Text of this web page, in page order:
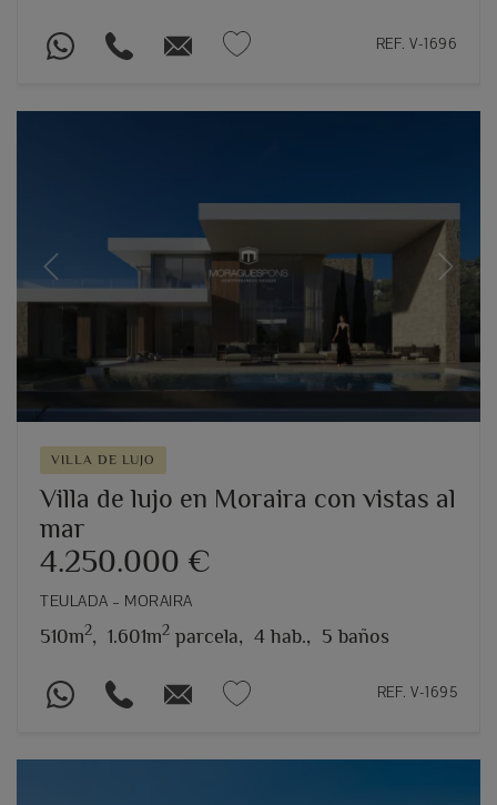
REF. V-1696
Previous Next
VILLA DE LUJO
Villa de lujo en Moraira con vistas al
mar
4.250.000 €
TEULADA – MORAIRA
510m2, 1.601m2 parcela, 4 hab., 5 baños
REF. V-1695